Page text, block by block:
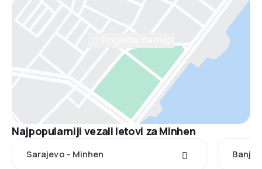
Najpopularniji vezali letovi za Minhen
Sarajevo - Minhen Banja